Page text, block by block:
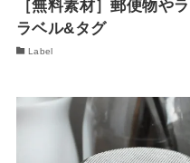
［無料素材］郵便物や
ラベル&タグ
Label